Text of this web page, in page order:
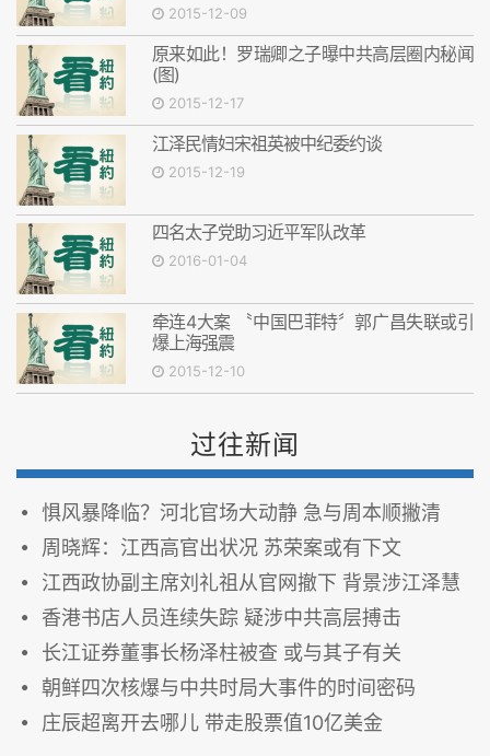
2015-12-09
原来如此！罗瑞卿之子曝中共高层圈内秘闻
(图)
2015-12-17
江泽民情妇宋祖英被中纪委约谈
2015-12-19
四名太子党助习近平军队改革
2016-01-04
牵连4大案 〝中国巴菲特〞郭广昌失联或引
爆上海强震
2015-12-10
过往新闻
惧风暴降临？河北官场大动静 急与周本顺撇清
周晓辉：江西高官出状况 苏荣案或有下文
江西政协副主席刘礼祖从官网撤下 背景涉江泽慧
香港书店人员连续失踪 疑涉中共高层搏击
长江证券董事长杨泽柱被查 或与其子有关
朝鲜四次核爆与中共时局大事件的时间密码
庄辰超离开去哪儿 带走股票值10亿美金